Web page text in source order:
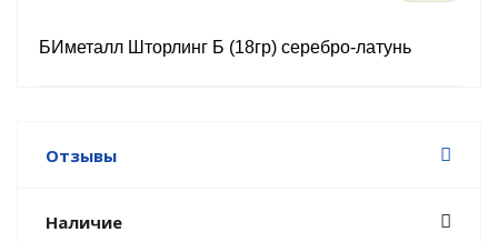
БИметалл Шторлинг Б (18гр) серебро-латунь
Отзывы
Наличие